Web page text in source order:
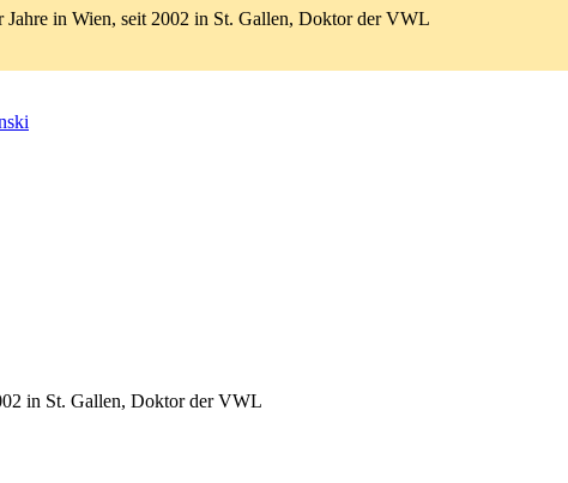
Jahre in Wien, seit 2002 in St. Gallen, Doktor der VWL
in St. Gallen, Doktor der VWL